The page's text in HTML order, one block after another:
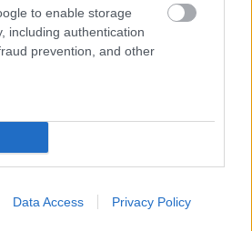
to enable storage
including authentication
prevention, and other
Data Access Privacy Policy
minimálbéremelést és
bérminimum 25 százalékos
a kormány. Ha tényleg
hatalmas előrelépésnek
meg a…